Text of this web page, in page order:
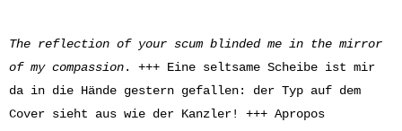
The reflection of your scum blinded me in the mirror
of my compassion. +++ Eine seltsame Scheibe ist mir
da in die Hände gestern gefallen: der Typ auf dem
Cover sieht aus wie der Kanzler! +++ Apropos